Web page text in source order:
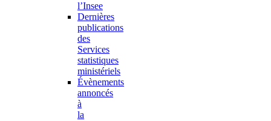
l’Insee
Dernières
publications
des
Services
statistiques
ministériels
Évènements
annoncés
à
la